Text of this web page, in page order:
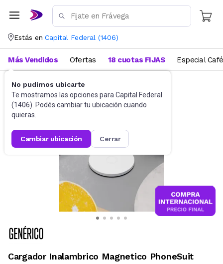
Estás en Capital Federal (1406)
No pudimos ubicarte
Te mostramos las opciones para Capital Federal
(1406). Podés cambiar tu ubicación cuando
quieras.
cambiar ubicación cerrar
Más Vendidos Ofertas 18 cuotas FIJAS Especial Café
Cargadores Cargadores portátiles
Cargador Inalambrico Magnetico PhoneSuit